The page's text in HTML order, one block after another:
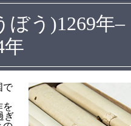
ぼう)1269年–
年
で
を
ぎ